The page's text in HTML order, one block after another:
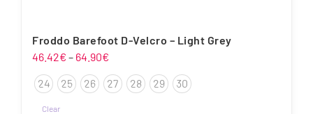
Froddo Barefoot D-Velcro – Light Grey
46.42€ – 64.90€
46.42€
kuni
24 25 26 27 28 29 30
Clear